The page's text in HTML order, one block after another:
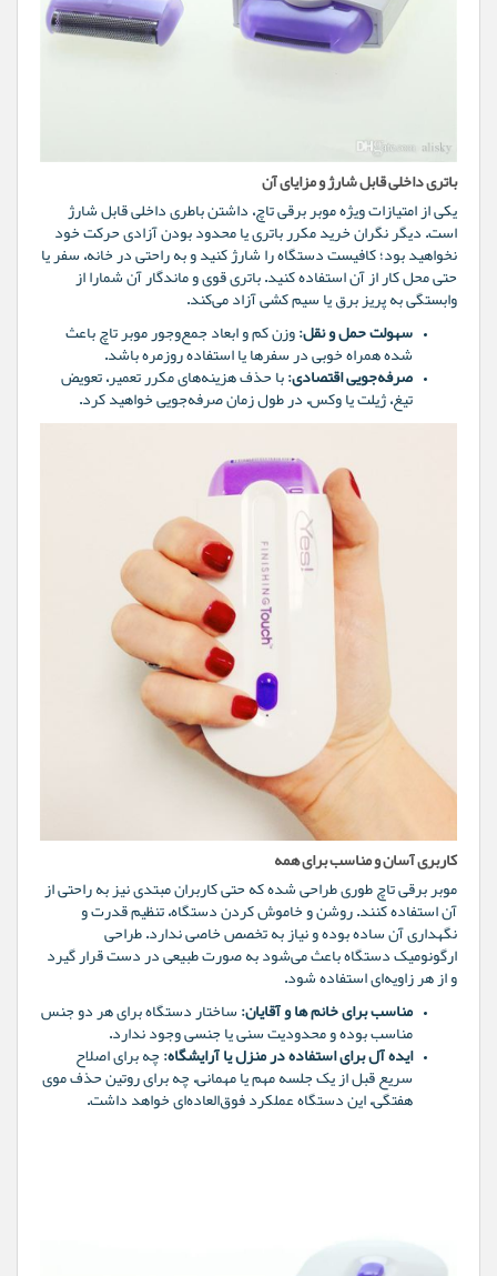
باتری داخلی قابل شارژ و مزایای آن
یکی از امتیازات ویژه موبر برقی تاچ، داشتن باطری داخلی قابل شارژ
است. دیگر نگران خرید مکرر باتری یا محدود بودن آزادی حرکت خود
نخواهید بود؛ کافیست دستگاه را شارژ کنید و به راحتی در خانه، سفر یا
حتی محل کار از آن استفاده کنید. باتری قوی و ماندگار آن شمارا از
وابستگی به پریز برق یا سیم کشی آزاد می‌کند.
سهولت حمل و نقل: وزن کم و ابعاد جمع‌و‌جور موبر تاچ باعث
شده همراه خوبی در سفرها یا استفاده روزمره باشد.
صرفه‌جویی اقتصادی: با حذف هزینه‌های مکرر تعمیر، تعویض
تیغ، ژیلت یا وکس، در طول زمان صرفه‌جویی خواهید کرد.
کاربری آسان و مناسب برای همه
موبر برقی تاچ طوری طراحی شده که حتی کاربران مبتدی نیز به راحتی از
آن استفاده کنند. روشن و خاموش کردن دستگاه، تنظیم قدرت و
نگهداری آن ساده بوده و نیاز به تخصص خاصی ندارد. طراحی
ارگونومیک دستگاه باعث می‌شود به صورت طبیعی در دست قرار گیرد
و از هر زاویه‌ای استفاده شود.
مناسب برای خانم ها و آقایان: ساختار دستگاه برای هر دو جنس
مناسب بوده و محدودیت سنی یا جنسی وجود ندارد.
ایده آل برای استفاده در منزل یا آرایشگاه: چه برای اصلاح
سریع قبل از یک جلسه مهم یا مهمانی، چه برای روتین حذف موی
هفتگی، این دستگاه عملکرد فوق‌العاده‌ای خواهد داشت.